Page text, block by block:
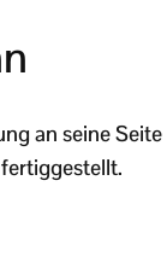
an seine Seite